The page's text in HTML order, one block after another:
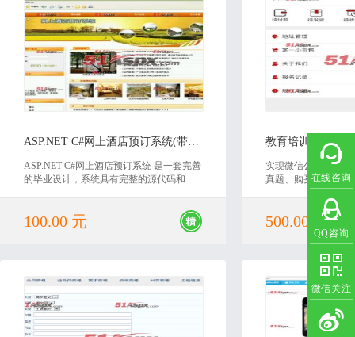
在线咨询
QQ咨询
微信关注
ASP.NET C#网上酒店预订系统(带毕业论文)源码
ASP.NET C#网上酒店预订系统 是一套完善
的毕业设计，系统具有完整的源代码和数
习价值，欢迎下载。
100.00 元
实现微信公众号二次
真题、购买课题教程
导入考试成绩、实
500.00 元